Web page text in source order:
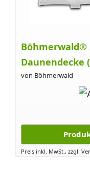
Böhmerwald®
Daunendecke
von Böhmerwald
Preis inkl. MwSt., zzgl.